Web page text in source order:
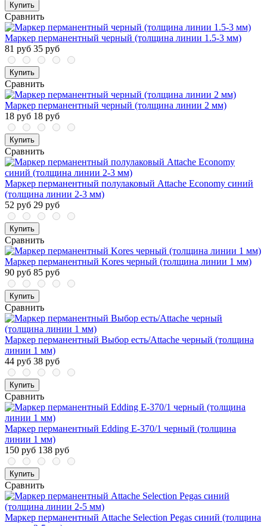
Купить
Сравнить
Маркер перманентный черный (толщина линии 1.5-3 мм)
81 руб 35 руб
Купить
Сравнить
Маркер перманентный черный (толщина линии 2 мм)
18 руб 18 руб
Купить
Сравнить
Маркер перманентный полулаковый Attache Economy синий
(толщина линии 2-3 мм)
52 руб 29 руб
Купить
Сравнить
Маркер перманентный Kores черный (толщина линии 1 мм)
90 руб 85 руб
Купить
Сравнить
Маркер перманентный Выбор есть/Attache черный (толщина
линии 1 мм)
44 руб 38 руб
Купить
Сравнить
Маркер перманентный Edding E-370/1 черный (толщина
линии 1 мм)
150 руб 138 руб
Купить
Сравнить
Маркер перманентный Attache Selection Pegas синий (толщина